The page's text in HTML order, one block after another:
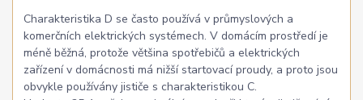
Charakteristika D se často používá v průmyslových a
komerčních elektrických systémech. V domácím prostředí je
méně běžná, protože většina spotřebičů a elektrických
zařízení v domácnosti má nižší startovací proudy, a proto jsou
obvykle používány jističe s charakteristikou C.